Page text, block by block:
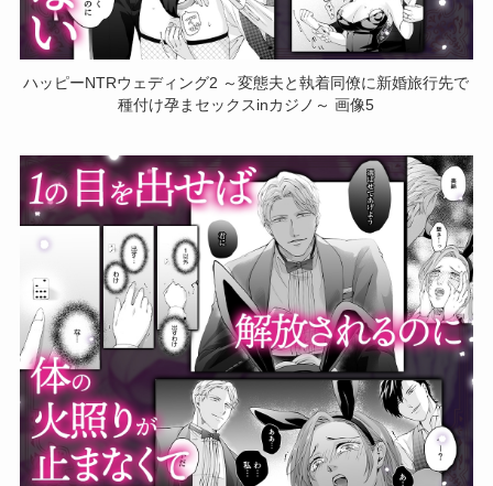
ハッピーNTRウェディング2 ～変態夫と執着同僚に新婚旅行先で
種付け孕まセックスinカジノ～ 画像5